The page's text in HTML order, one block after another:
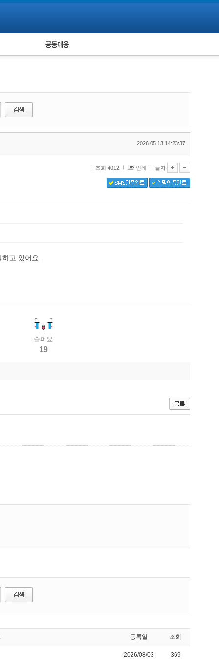
피해자 공동대응
2026.05.13 14:23:37
조회 4012 인쇄 글자
고 있어요.
슬퍼요
19
등록일 조회
2026/08/03 369